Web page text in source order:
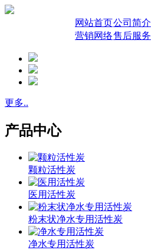
网站首页公司简介
营销网络售后服务
更多..
产品中心
颗粒活性炭
医用活性炭
粉末状净水专用活性炭
净水专用活性炭